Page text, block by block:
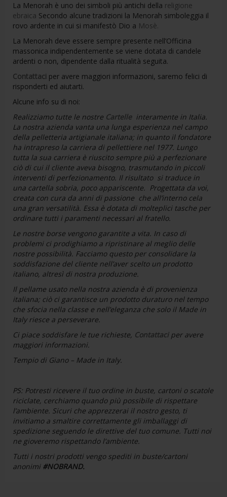
La Menorah è uno dei simboli più antichi della religione
ebraica Secondo alcune tradizioni la Menorah simboleggia il
rovo ardente in cui si manifestò Dio a Mosè.
La Menorah deve essere sempre presente nell’Officina
massonica indipendentemente se viene dotata di candele
ardenti o non, dipendente dalla ritualità seguita.
Contattaci per avere maggiori informazioni, saremo felici di
risponderti ed aiutarti.
Alcune info su di noi:
Realizziamo tutte le nostre Cartelleinteramente in Italia.
La nostra azienda vanta una lunga esperienza nel campo
della pelletteria artigianale italiana; in quanto il fondatore
ha intrapreso la carriera di pellettiere nel 1977. Lungo
tutta la sua carriera è riuscito sempre più a perfezionare
ciò di cui il cliente aveva bisogno, trasmutando in piccoli
interventi di perfezionamento. Il risultato si traduce in
una cartella sobria, poco appariscente. Progettata da voi,
creata con cura da anni di passione che all’interno cela
una gran versatilità. Essa è dotata di molteplici tasche per
ordinare tutti i paramenti necessari al fratello.
Le nostre borse vengono garantite a vita. In caso di
problemi ci prodighiamo a ripristinare al meglio delle
nostre possibilità. Facciamo questo per consolidare la
soddisfazione del cliente nell’aver scelto un prodotto
italiano, altresì di nostra produzione.
Il pellame usato nella nostra azienda è di provenienza
italiana; ciò ci garantisce un prodotto duraturo nel tempo
che sfocia nella classe e nell’eleganza che solo il Made in
Italy riesce a perseverare.
Ci piace soddisfare le tue richieste, Contattaci per avere
maggiori informazioni.
Tempio di Giano – Made in Italy.
PS: Potresti ricevere il tuo ordine in buste, cartoni o scatole
riciclate, cerchiamo quando più possibile di rispettare
l’ambiente. Sicuri che apprezzerai il nostro gesto, ti
invitiamo a smaltire correttamente gli imballaggi di
spedizione seguendo le direttive del tuo comune. Tutti noi
ne gioveremo rispettando l’ambiente.
Tutti i nostri prodotti vengo spediti in buste/cartoni
anonimi #NOBRAND.